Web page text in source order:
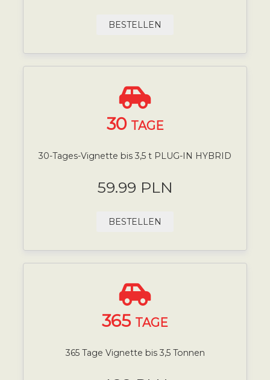
BESTELLEN
30 TAGE
30-Tages-Vignette bis 3,5 t PLUG-IN HYBRID
59.99 PLN
BESTELLEN
365 TAGE
365 Tage Vignette bis 3,5 Tonnen